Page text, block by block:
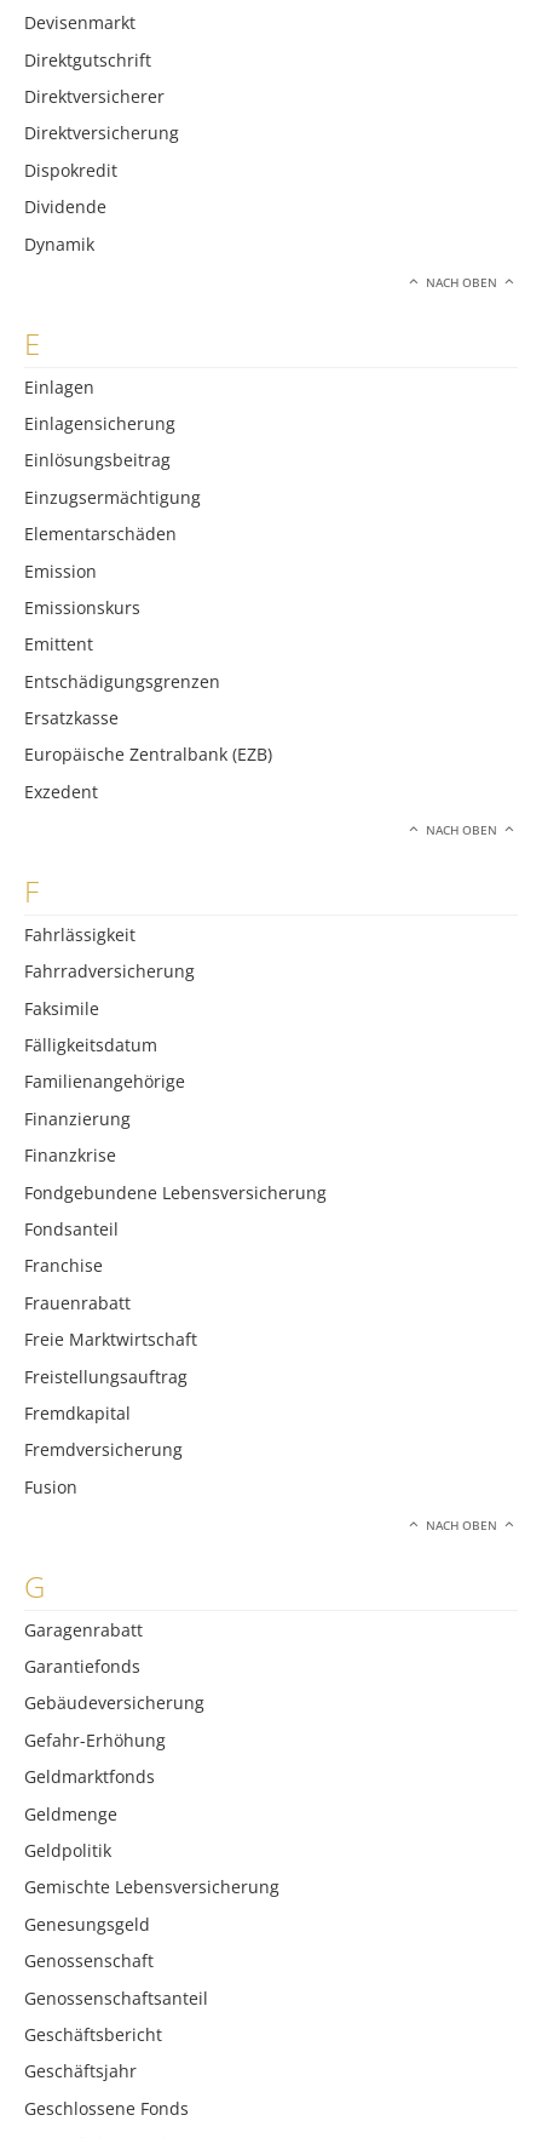
Devisenmarkt
Direktgutschrift
Direktversicherer
Direktversicherung
Dispokredit
Dividende
Dynamik
NACH OBEN
E
Einlagen
Einlagensicherung
Einlösungsbeitrag
Einzugsermächtigung
Elementarschäden
Emission
Emissionskurs
Emittent
Entschädigungsgrenzen
Ersatzkasse
Europäische Zentralbank (EZB)
Exzedent
NACH OBEN
F
Fahrlässigkeit
Fahrradversicherung
Faksimile
Fälligkeitsdatum
Familienangehörige
Finanzierung
Finanzkrise
Fondgebundene Lebensversicherung
Fondsanteil
Franchise
Frauenrabatt
Freie Marktwirtschaft
Freistellungsauftrag
Fremdkapital
Fremdversicherung
Fusion
NACH OBEN
G
Garagenrabatt
Garantiefonds
Gebäudeversicherung
Gefahr-Erhöhung
Geldmarktfonds
Geldmenge
Geldpolitik
Gemischte Lebensversicherung
Genesungsgeld
Genossenschaft
Genossenschaftsanteil
Geschäftsbericht
Geschäftsjahr
Geschlossene Fonds